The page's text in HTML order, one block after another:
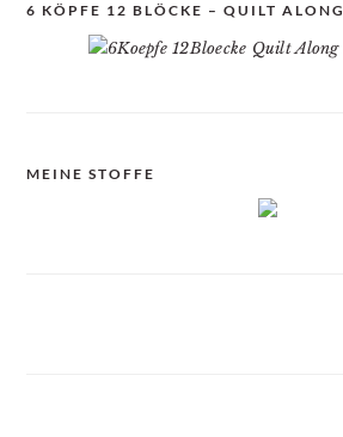
6 KÖPFE 12 BLÖCKE – QUILT ALONG
MEINE STOFFE